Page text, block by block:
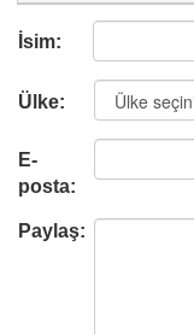
İsim:
Ülke:
E-
posta:
Paylaş: